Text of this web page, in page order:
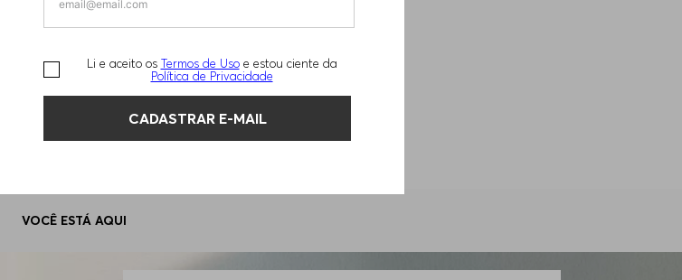
Li e aceito os Termos de Uso e estou ciente da
Política de Privacidade
CADASTRAR E-MAIL
Exibindo4 4produtos
VOCÊ ESTÁ AQUI